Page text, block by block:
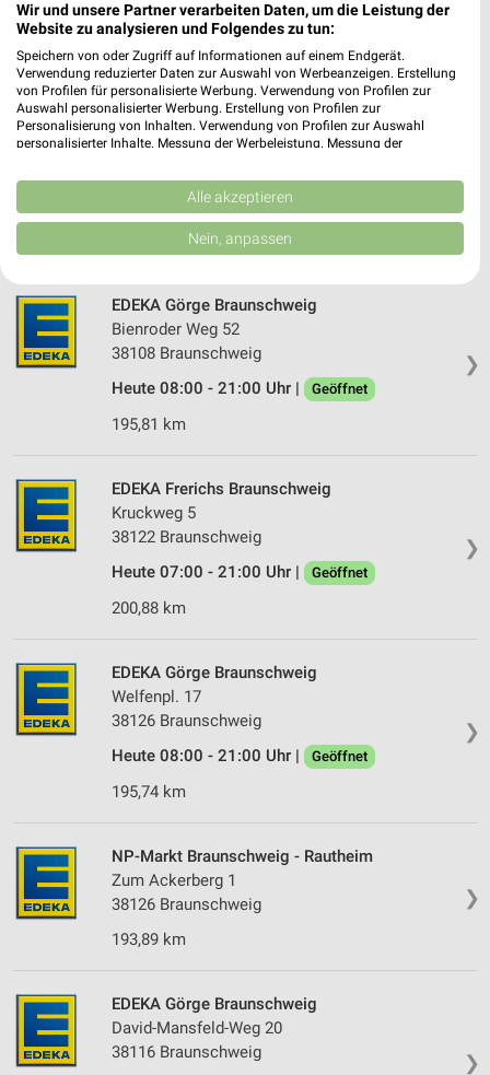
38126 Braunschweig
194,55 km
❯
EDEKA Görge Braunschweig
Görlitzstraße 8 - 8a
Heute 08:00 - 21:00 Uhr |
❯
EDEKA Görge Braunschweig
Bienroder Weg 52
38108 Braunschweig
Heute 08:00 - 21:00 Uhr |
Geöffnet
195,81 km
❯
EDEKA Frerichs Braunschweig
Kruckweg 5
38122 Braunschweig
Heute 07:00 - 21:00 Uhr |
Geöffnet
200,88 km
❯
EDEKA Görge Braunschweig
Welfenpl. 17
38126 Braunschweig
Heute 08:00 - 21:00 Uhr |
Geöffnet
195,74 km
❯
NP-Markt Braunschweig - Rautheim
Zum Ackerberg 1
38126 Braunschweig
193,89 km
❯
EDEKA Görge Braunschweig
David-Mansfeld-Weg 20
38116 Braunschweig
Wir und unsere Partner verarbeiten Daten, um die Leistung der
Website zu analysieren und Folgendes zu tun:
Speichern von oder Zugriff auf Informationen auf einem Endgerät.
Verwendung reduzierter Daten zur Auswahl von Werbeanzeigen. Erstellung
von Profilen für personalisierte Werbung. Verwendung von Profilen zur
Auswahl personalisierter Werbung. Erstellung von Profilen zur
Personalisierung von Inhalten. Verwendung von Profilen zur Auswahl
personalisierter Inhalte. Messung der Werbeleistung. Messung der
Kombinationen von Daten aus verschiedenen Quellen. Entwicklung und
Verbesserung der Angebote. Verwendung reduzierter Daten zur Auswahl
von Inhalten.
Daten können außerhalb der Europäischen Union weitergegeben und in die
USA gesendet werden.
Website/App.
Partnerliste anzeigen (1 IAB-Anbieter)
Wir nutzen Ihre Daten für folgende Zwecke:
IAB-Verarbeitungszwecke:
Speichern von oder Zugriff auf Informationen
auf einem Endgerät
Werbeanzeigen
Erstellung von Profilen für personalisierte
Werbung
Verwendung von Profilen zur Auswahl
personalisierter Werbung
Erstellung von Profilen zur Personalisierung
von Inhalten
Verwendung von Profilen zur Auswahl
Messung der Werbeleistung
Analyse von Zielgruppen durch Statistiken oder
Kombinationen von Daten aus verschiedenen
Quellen
Verwendung reduzierter Daten zur Auswahl von
Inhalten
IAB-Besonderheiten:
Alle akzeptieren
Nein, anpassen